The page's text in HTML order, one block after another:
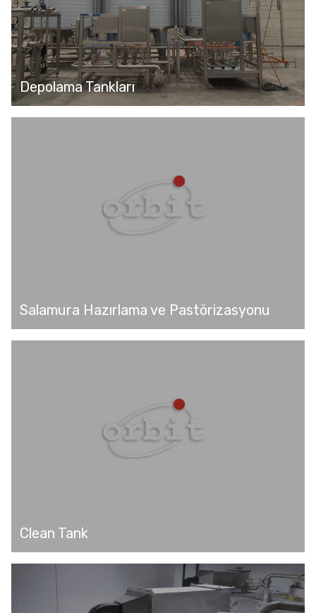
Depolama Tankları
Salamura Hazırlama ve Pastörizasyonu
Clean Tank